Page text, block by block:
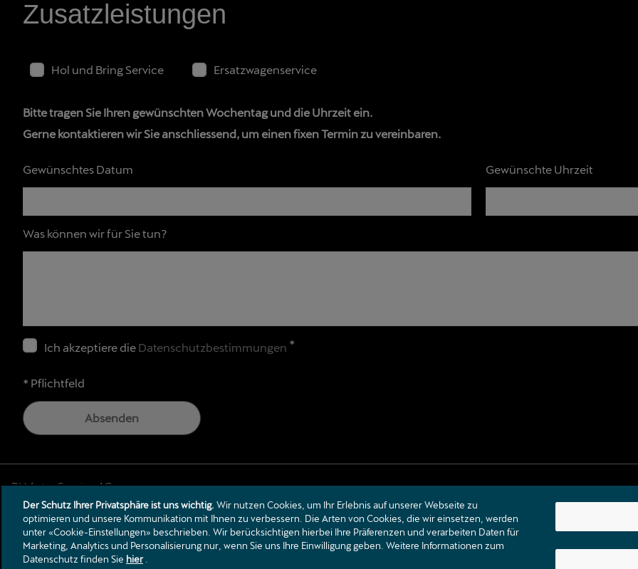
Zusatzleistungen
Hol und Bring Service Ersatzwagenservice
Bitte tragen Sie Ihren gewünschten Wochentag und die Uhrzeit ein.
Gerne kontaktieren wir Sie anschliessend, um einen fixen Termin zu vereinbaren.
Gewünschtes Datum Gewünschte Uhrzeit
Was können wir für Sie tun?
Ich akzeptiere die Datenschutzbestimmungen *
* Pflichtfeld
Absenden
Unterdorfstrasse 28
5612 Villmergen
villmergen@rhauto.ch
Tel.:+41 56 622 69 50
Der Schutz Ihrer Privatsphäre ist uns wichtig. Wir nutzen Cookies, um Ihr Erlebnis auf unserer Webseite zu
optimieren und unsere Kommunikation mit Ihnen zu verbessern. Die Arten von Cookies, die wir einsetzen, werden
unter «Cookie-Einstellungen» beschrieben. Wir berücksichtigen hierbei Ihre Präferenzen und verarbeiten Daten für
Marketing, Analytics und Personalisierung nur, wenn Sie uns Ihre Einwilligung geben. Weitere Informationen zum
Datenschutz finden Sie hier.